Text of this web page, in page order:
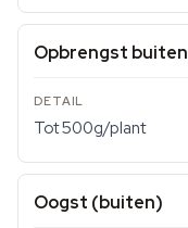
Opbrengst buiten
Tot 500g/plant
Oogst (buiten)